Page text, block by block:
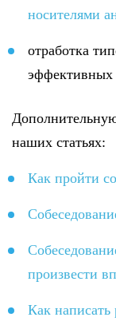
носителями
отработка
эффективных
наших статьях:
Как пройти
произвести
Как написать